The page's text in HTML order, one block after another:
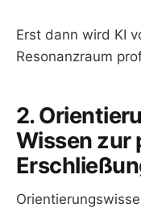
Erst dann wird KI
Resonanzraum
2.
Wissen zur